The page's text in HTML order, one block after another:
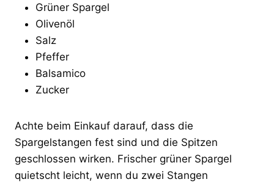
Grüner Spargel
Olivenöl
Salz
Pfeffer
Balsamico
Zucker
Achte beim Einkauf darauf, dass die
Spargelstangen fest sind und die Spitzen
geschlossen wirken. Frischer grüner Spargel
quietscht leicht, wenn du zwei Stangen